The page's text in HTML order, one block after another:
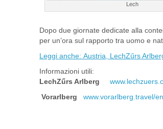
Lech
Dopo due giornate dedicate alla
per un’ora sul rapporto tra uomo e
Leggi anche: Austria, LechZűrs
Informazioni utili:
LechZűrs Arlberg
Vorarlberg
www.vorarlberg.travel/